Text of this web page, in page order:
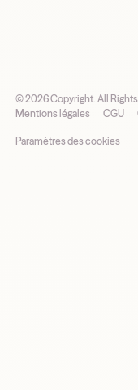
©2026Copyright. All
Mentions légales
CGU
Paramètres des cookies